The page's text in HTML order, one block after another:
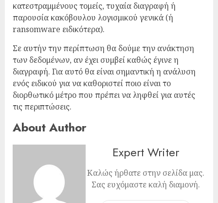
κατεστραμμένους τομείς, τυχαία διαγραφή ή
παρουσία κακόβουλου λογισμικού γενικά (ή
ransomware ειδικότερα).
Σε αυτήν την περίπτωση θα δούμε την ανάκτηση
των δεδομένων, αν έχει συμβεί καθώς έγινε η
διαγραφή. Για αυτό θα είναι σημαντική η ανάλυση
ενός ειδικού για να καθοριστεί ποιο είναι το
διορθωτικό μέτρο που πρέπει να ληφθεί για αυτές
τις περιπτώσεις.
About Author
Expert Writer
Καλώς ήρθατε στην σελίδα μας.
Σας ευχόμαστε καλή διαμονή.